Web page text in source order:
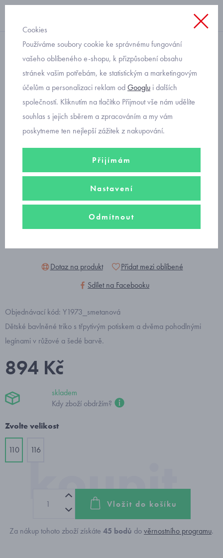
s legínami
dětské triko a dvoje legíny
Mayoral 4724-47
Dotaz na produkt
Přidat mezi oblíbené
Sdílet na Facebooku
Objednávací kód: Y1973_smetanová
Dětské bavlněné triko s třpytivým potiskem a dvěma pohodlnými
legínami v růžové a šedé barvě.
894 Kč
skladem
Kdy zboží obdržím?
Zvolte velikost
110 116
Vložit do košíku
Za nákup tohoto zboží získáte 45 bodů dověrnostního programu.
Cookies
Používáme soubory cookie ke správnému fungování
vašeho oblíbeného e-shopu, k přizpůsobení obsahu
stránek vašim potřebám, ke statistickým a marketingovým
účelům a personalizaci reklam odGooglu i dalších
společností. Kliknutím na tlačítko Přijmout vše nám udělíte
souhlas s jejich sběrem a zpracováním a my vám
poskytneme ten nejlepší zážitek z nakupování.
Přijímám
Nastavení
Odmítnout